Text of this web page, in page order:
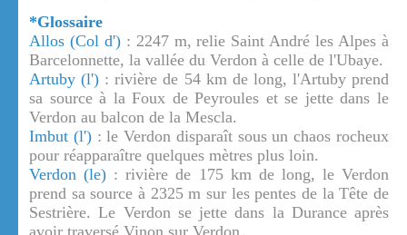
*Glossaire
Allos (Col d'): 2247 m, relie Saint André les Alpes à
Barcelonnette, la vallée du Verdon à celle de l'Ubaye.
Artuby (l') : rivière de 54 km de long, l'Artuby prend
sa source à la Foux de Peyroules et se jette dans le
Verdon au balcon de la Mescla.
Imbut (l'): le Verdon disparaît sous un chaos rocheux
pour réapparaître quelques mètres plus loin.
Verdon (le) : rivière de 175 km de long, le Verdon
prend sa source à 2325 m sur les pentes de la Tête de
Sestrière. Le Verdon se jette dans la Durance après